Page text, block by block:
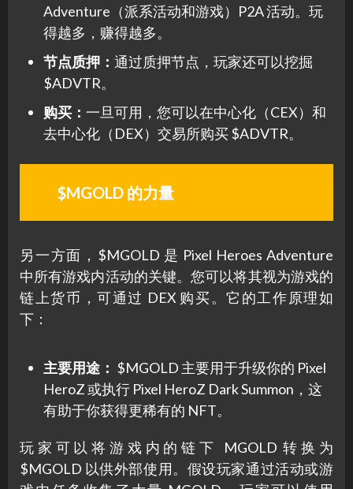
Adventure（派系活动和游戏）P2A 活动。玩
得越多，赚得越多。
节点质押： 通过质押节点，玩家还可以挖掘
$ADVTR。
购买： 一旦可用，您可以在中心化（CEX）和
去中心化（DEX）交易所购买 $ADVTR。
$MGOLD 的力量
另一方面，$MGOLD 是 Pixel Heroes Adventure
中所有游戏内活动的关键。您可以将其视为游戏的
链上货币，可通过 DEX 购买。它的工作原理如
下：
主要用途： $MGOLD 主要用于升级你的 Pixel
HeroZ 或执行 Pixel HeroZ Dark Summon，这
有助于你获得更稀有的 NFT。
玩家可以将游戏内的链下 MGOLD 转换为
$MGOLD 以供外部使用。假设玩家通过活动或游